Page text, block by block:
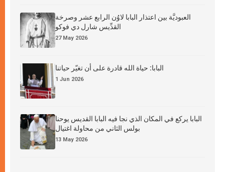
العبوديَّة بين اعتذار البابا لاوُن الرابع عشر وصرخة
القدِّيس شارل دي فوكو
27 May 2026
البابا: حياة الله قادرة على أن تغيّر حياتنا
1 Jun 2026
البابا يركع في المكان الذي نجا فيه البابا القديس يوحنا
بولس الثاني من محاولة اغتيال
13 May 2026